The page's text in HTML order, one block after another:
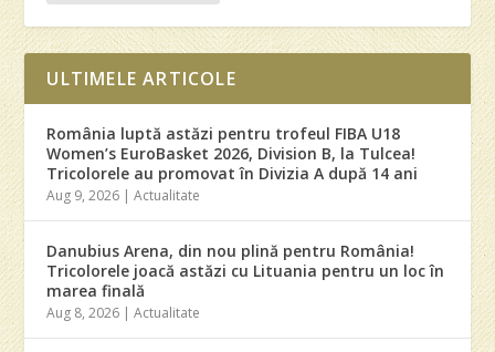
ULTIMELE ARTICOLE
România luptă astăzi pentru trofeul FIBA U18
Women’s EuroBasket 2026, Division B, la Tulcea!
Tricolorele au promovat în Divizia A după 14 ani
Aug 9, 2026 |Actualitate
Danubius Arena, din nou plină pentru România!
Tricolorele joacă astăzi cu Lituania pentru un loc în
marea finală
Aug 8, 2026 |Actualitate